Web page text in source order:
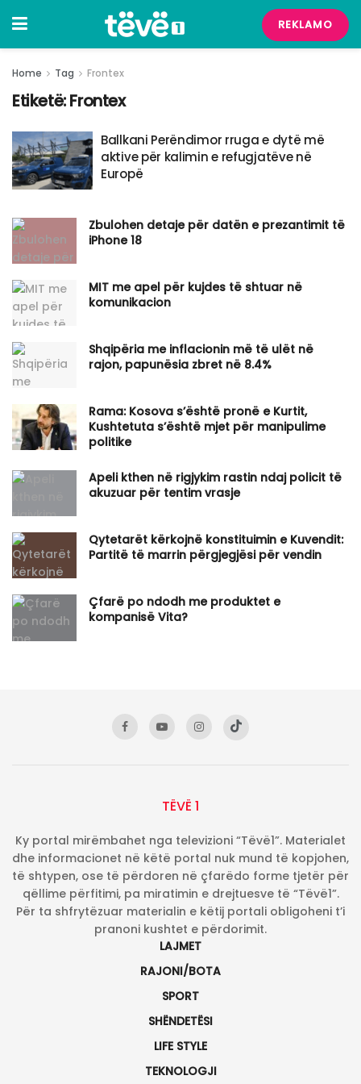
REKLAMO
Home Tag Frontex
Etiketë:Frontex
Ballkani Perëndimor rruga e dytë më
aktive për kalimin e refugjatëve në
Europë
Zbulohen detaje për datën e prezantimit të
iPhone 18
MIT me apel për kujdes të shtuar në
komunikacion
Shqipëria me inflacionin më të ulët në
rajon, papunësia zbret në 8.4%
Rama: Kosova s’është pronë e Kurtit,
Kushtetuta s’është mjet për manipulime
politike
Apeli kthen në rigjykim rastin ndaj policit të
akuzuar për tentim vrasje
Qytetarët kërkojnë konstituimin e Kuvendit:
Partitë të marrin përgjegjësi për vendin
Çfarë po ndodh me produktet e
kompanisë Vita?
TËVË 1
Ky portal mirëmbahet nga televizioni “Tëvë1”. Materialet
dhe informacionet në këtë portal nuk mund të kopjohen,
të shtypen, ose të përdoren në çfarëdo forme tjetër për
qëllime përfitimi, pa miratimin e drejtuesve të “Tëvë1”.
Për ta shfrytëzuar materialin e këtij portali obligoheni t’i
pranoni kushtet e përdorimit.
LAJMET
RAJONI/BOTA
SPORT
SHËNDETËSI
LIFE STYLE
TEKNOLOGJI